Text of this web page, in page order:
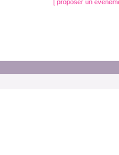
[ proposer un